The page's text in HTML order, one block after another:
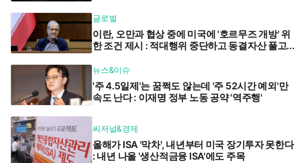
글로벌
이란, 오만과 협상 중에 미국에 '호르무즈 개방' 위
한 조건 제시 : 적대행위 중단하고 동결자산 풀고...
뉴스&이슈
'주 4.5일제'는 꿈쩍도 않는데 '주 52시간 예외'만
속도 난다 : 이재명 정부 노동 공약 '역주행'
씨저널&경제
올해가 ISA '막차', 내년부터 미국 장기투자 못한다
: 내년 나올 '생산적금융 ISA'에도 주목